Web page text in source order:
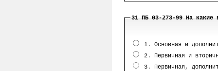
31 ПБ 03-273-99 На какие
1. Основная и
2. Первичная и
3. Первичная,